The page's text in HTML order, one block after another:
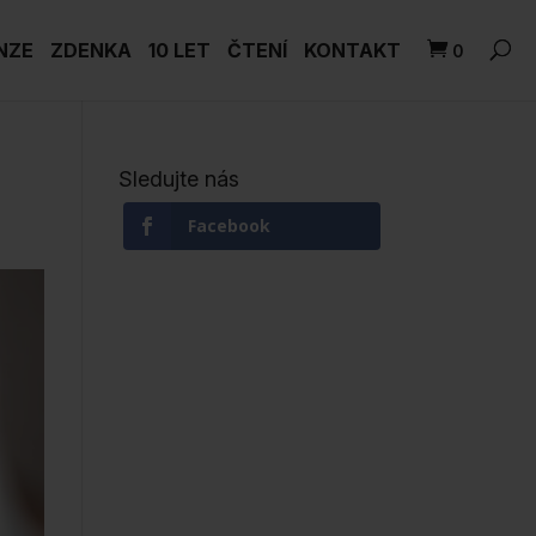
ZDENKA 10 LET ČTENÍ KONTAKT 0
Sledujte nás
Facebook